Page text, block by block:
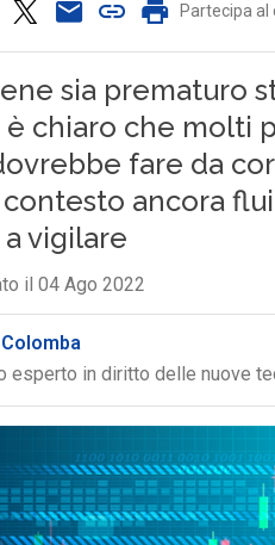
Partecipa
sia prematuro
è chiaro che molti
fare da
contesto ancora
a vigilare
il 04 Ago 2022
esperto in diritto delle nuove